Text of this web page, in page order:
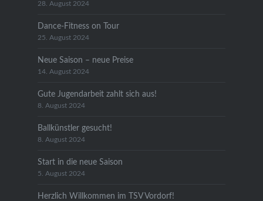
28. August 2024
Dance-Fitness on Tour
25. August 2024
Neue Saison – neue Preise
14. August 2024
Gute Jugendarbeit zahlt sich aus!
8. August 2024
Ballkünstler gesucht!
8. August 2024
Start in die neue Saison
5. August 2024
Herzlich Willkommen im TSV Vordorf!